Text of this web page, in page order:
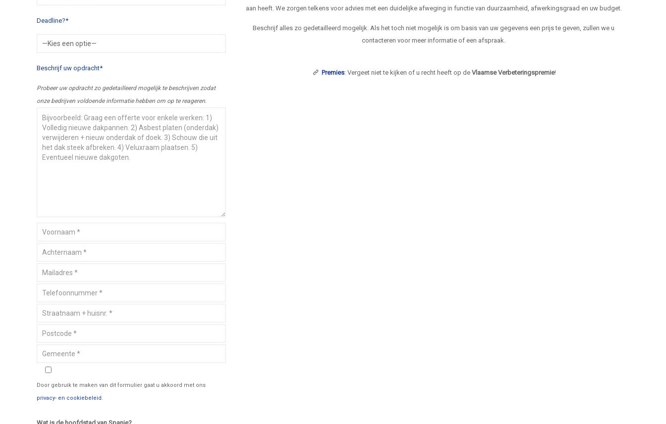
Deadline?*
Beschrijf uw opdracht*
Probeer uw opdracht zo gedetailleerd mogelijk te beschrijven zodat
onze bedrijven voldoende informatie hebben om op te reageren.
Door gebruik te maken van dit formulier gaat u akkoord met ons
privacy- en cookiebeleid.
aan heeft. We zorgen telkens voor advies met een duidelijke afweging in functie van duurzaamheid, afwerkingsgraad en uw budget.
Beschrijf alles zo gedetailleerd mogelijk. Als het toch niet mogelijk is om basis van uw gegevens een prijs te geven, zullen we u
contacteren voor meer informatie of een afspraak.
Premies: Vergeet niet te kijken of u recht heeft op deVlaamse Verbeteringspremie!